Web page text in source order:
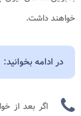
خواهند داشت.
در ادامه بخوانید:
اگر بعد از